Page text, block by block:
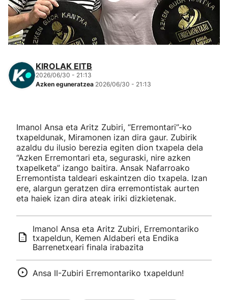
Herri-kirolak
Eskubaloia
Kirolak 360
Mendi-lasterketak
Kirol gehiago
"Helmuga"
KIROLAK EITB
2026/06/30 - 21:13
Azken eguneratzea 2026/06/30 - 21:13
Imanol Ansa eta Aritz Zubiri, “Erremontari”-ko
txapeldunak, Miramonen izan dira gaur. Zubirik
azaldu du ilusio berezia egiten dion txapela dela
“Azken Erremontari eta, seguraski, nire azken
txapelketa” izango baitira. Ansak Nafarroako
Erremontista taldeari eskaintzen dio txapela. Izan
ere, alargun geratzen dira erremontistak aurten
eta haiek izan dira ateak iriki dizkietenak.
Imanol Ansa eta Aritz Zubiri, Erremontariko
txapeldun, Kemen Aldaberi eta Endika
Barrenetxeari finala irabazita
Ansa II-Zubiri Erremontariko txapeldun!